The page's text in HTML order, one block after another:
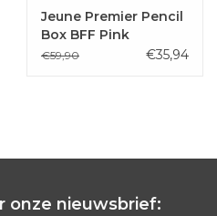
Jeune Premier Pencil
Box BFF Pink
€59,90 €35,94
onze nieuwsbrief: